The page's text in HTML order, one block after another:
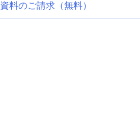
資料のご請求（無料）